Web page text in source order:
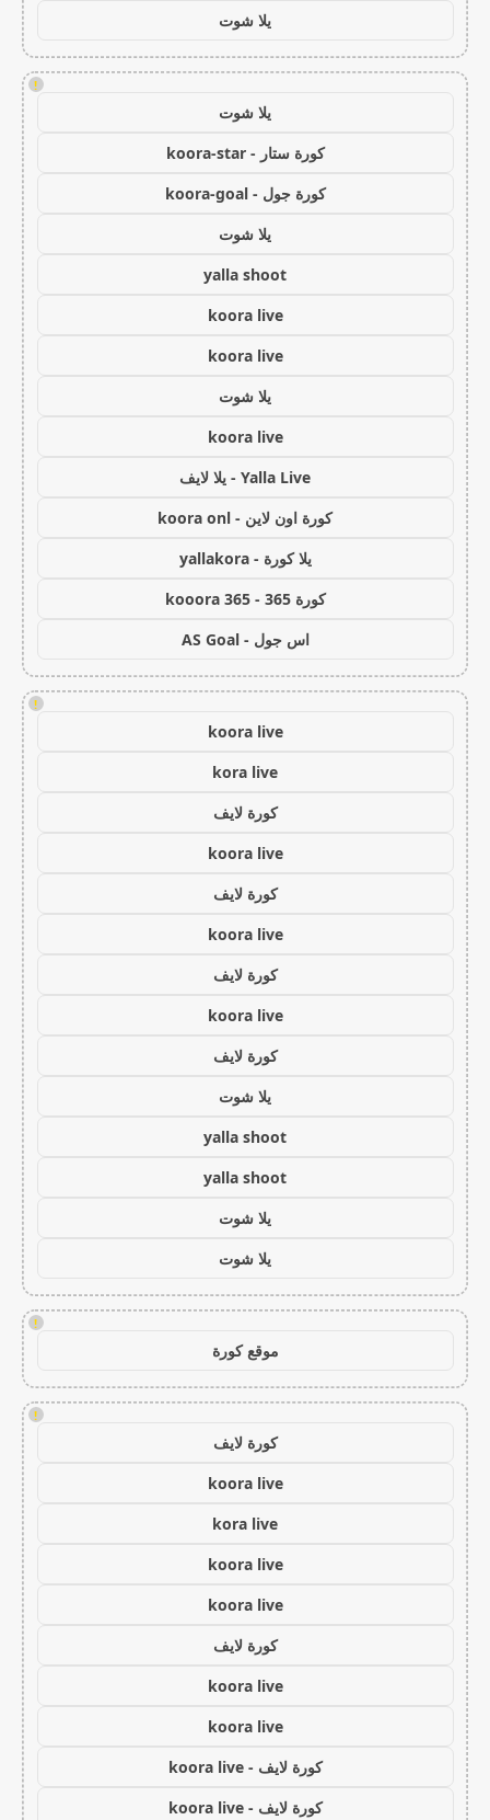
يلا شوت
!
يلا شوت
كورة ستار - koora-star
كورة جول - koora-goal
يلا شوت
yalla shoot
koora live
koora live
يلا شوت
koora live
Yalla Live - يلا لايف
كورة اون لاين - koora onl
يلا كورة - yallakora
كورة 365 - kooora 365
اس جول - AS Goal
!
koora live
kora live
كورة لايف
koora live
كورة لايف
koora live
كورة لايف
koora live
كورة لايف
يلا شوت
yalla shoot
yalla shoot
يلا شوت
يلا شوت
!
موقع كورة
!
كورة لايف
koora live
kora live
koora live
koora live
كورة لايف
koora live
koora live
كورة لايف - koora live
كورة لايف - koora live